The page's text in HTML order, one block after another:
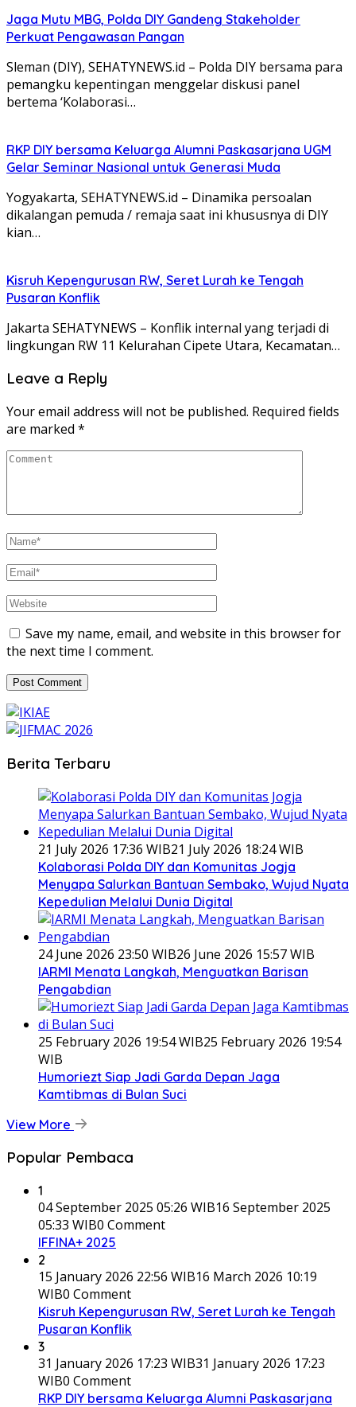
Jaga Mutu MBG, Polda DIY Gandeng Stakeholder
Perkuat Pengawasan Pangan
Sleman (DIY), SEHATYNEWS.id – Polda DIY bersama para
pemangku kepentingan menggelar diskusi panel
bertema ‘Kolaborasi…
RKP DIY bersama Keluarga Alumni Paskasarjana UGM
Gelar Seminar Nasional untuk Generasi Muda
Yogyakarta, SEHATYNEWS.id – Dinamika persoalan
dikalangan pemuda / remaja saat ini khususnya di DIY
kian…
Kisruh Kepengurusan RW, Seret Lurah ke Tengah
Pusaran Konflik
Jakarta SEHATYNEWS – Konflik internal yang terjadi di
lingkungan RW 11 Kelurahan Cipete Utara, Kecamatan…
Leave a Reply
Your email address will not be published. Required fields
are marked *
Save my name, email, and website in this browser for
the next time I comment.
Berita Terbaru
21 July 2026 17:36 WIB21 July 2026 18:24 WIB
Kolaborasi Polda DIY dan Komunitas Jogja
Menyapa Salurkan Bantuan Sembako, Wujud Nyata
Kepedulian Melalui Dunia Digital
24 June 2026 23:50 WIB26 June 2026 15:57 WIB
IARMI Menata Langkah, Menguatkan Barisan
Pengabdian
25 February 2026 19:54 WIB25 February 2026 19:54
WIB
Humoriezt Siap Jadi Garda Depan Jaga
Kamtibmas di Bulan Suci
View More
Popular Pembaca
1
04 September 2025 05:26 WIB16 September 2025
05:33 WIB0 Comment
IFFINA+ 2025
2
15 January 2026 22:56 WIB16 March 2026 10:19
WIB0 Comment
Kisruh Kepengurusan RW, Seret Lurah ke Tengah
Pusaran Konflik
3
31 January 2026 17:23 WIB31 January 2026 17:23
WIB0 Comment
RKP DIY bersama Keluarga Alumni Paskasarjana